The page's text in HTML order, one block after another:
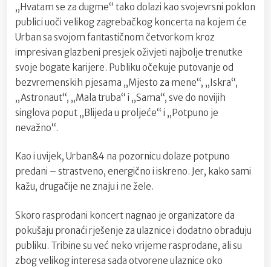
„Hvatam se za dugme“ tako dolazi kao svojevrsni poklon
publici uoči velikog zagrebačkog koncerta na kojem će
Urban sa svojom fantastičnom četvorkom kroz
impresivan glazbeni presjek oživjeti najbolje trenutke
svoje bogate karijere. Publiku očekuje putovanje od
bezvremenskih pjesama „Mjesto za mene“, „Iskra“,
„Astronaut“, „Mala truba“ i „Sama“, sve do novijih
singlova poput „Blijeda u proljeće“ i „Potpuno je
nevažno“.
Kao i uvijek, Urban&4 na pozornicu dolaze potpuno
predani – strastveno, energično i iskreno. Jer, kako sami
kažu, drugačije ne znaju i ne žele.
Skoro rasprodani koncert nagnao je organizatore da
pokušaju pronaći rješenje za ulaznice i dodatno obraduju
publiku. Tribine su već neko vrijeme rasprodane, ali su
zbog velikog interesa sada otvorene ulaznice oko